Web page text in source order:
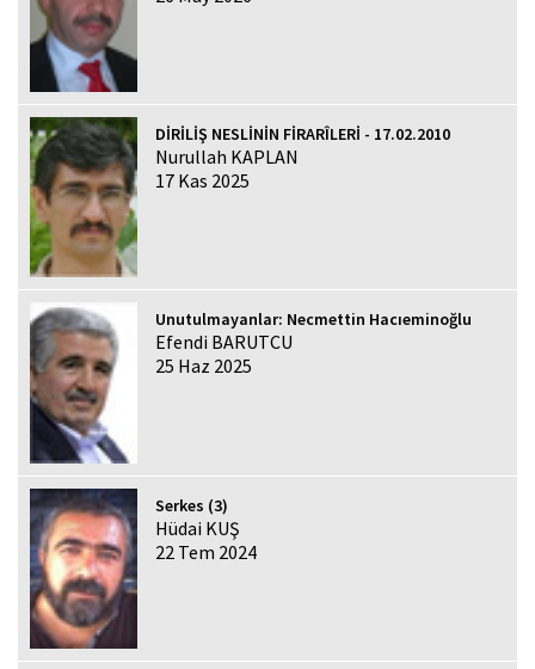
DİRİLİŞ NESLİNİN FİRARÎLERİ - 17.02.2010
Nurullah KAPLAN
17 Kas 2025
Unutulmayanlar: Necmettin Hacıeminoğlu
Efendi BARUTCU
25 Haz 2025
Serkes (3)
Hüdai KUŞ
22 Tem 2024